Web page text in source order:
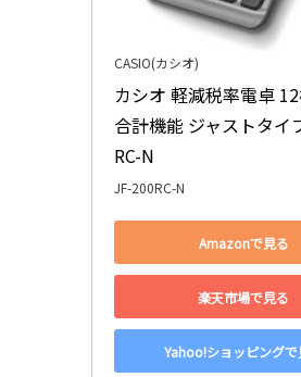
CASIO(カシオ)
カシオ 軽減税率電卓
合計機能 ジャストタイ
RC-N
JF-200RC-N
Amazonで見る
楽天市場で見る
Yahoo!ショッピングで